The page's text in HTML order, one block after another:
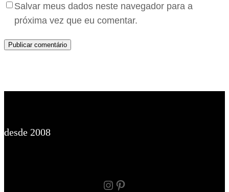
Salvar meus dados neste navegador para a
próxima vez que eu comentar.
desde 2008
Instagram Pinterest